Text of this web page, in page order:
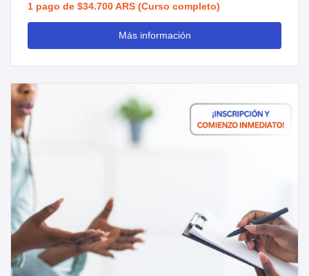
1 pago de $34.700 ARS (Curso completo)
Más información